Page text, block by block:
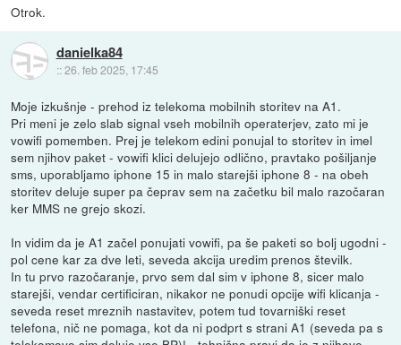
Otrok.
danielka84
::26. feb 2025, 17:45
Moje izkušnje - prehod iz telekoma mobilnih storitev na A1.
Pri meni je zelo slab signal vseh mobilnih operaterjev, zato mi je
vowifi pomemben. Prej je telekom edini ponujal to storitev in imel
sem njihov paket - vowifi klici delujejo odlično, pravtako pošiljanje
sms, uporabljamo iphone 15 in malo starejši iphone 8 - na obeh
storitev deluje super pa čeprav sem na začetku bil malo razočaran
ker MMS ne grejo skozi.
In vidim da je A1 začel ponujati vowifi, pa še paketi so bolj ugodni -
pol cene kar za dve leti, seveda akcija uredim prenos številk.
In tu prvo razočaranje, prvo sem dal sim v iphone 8, sicer malo
starejši, vendar certificiran, nikakor ne ponudi opcije wifi klicanja -
seveda reset mreznih nastavitev, potem tud tovarniški reset
telefona, nič ne pomaga, kot da ni podprt s strani A1 (seveda pa s